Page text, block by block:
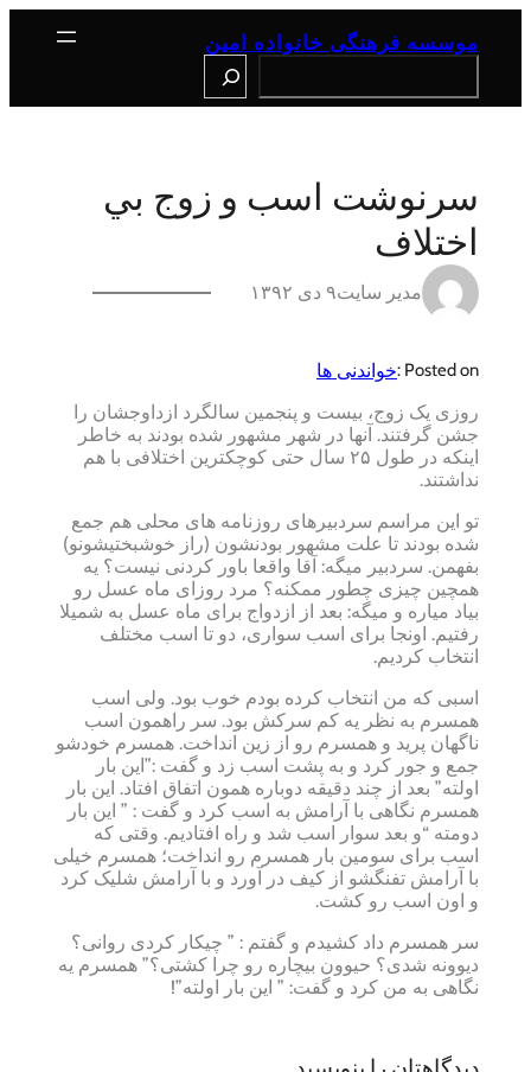
موسسه فرهنگی خانواده امین
سرنوشت اسب و زوج بي
اختلاف
مدیر سایت۹ دی ۱۳۹۲
Posted on : خواندنی ها
روزی یک زوج، بیست و پنجمین سالگرد ازداوجشان را
جشن گرفتند. آنها در شهر مشهور شده بودند به خاطر
اینکه در طول ۲۵ سال حتی کوچکترین اختلافی با هم
نداشتند.
تو این مر اسم سردبیرهای روزنامه های محلی هم جمع
شده بودند تا علت مشهور بودنشون (راز خوشبختیشونو)
بفهمن. سردبیر میگه: آقا واقعا باور کردنی نیست؟ یه
همچین چیزی چطور ممکنه؟ مرد روزای ماه عسل رو
بیاد میاره و میگه: بعد از ازدواج برای ماه عسل به شمیلا
رفتیم. اونجا برای اسب سواری، دو تا اسب مختلف
انتخاب کردیم.
اسبی که من انتخاب کرده بودم خوب بود. ولی اسب
همسرم به نظر یه کم سرکش بود. سر راهمون اسب
ناگهان پرید و همسرم رو از زین انداخت. همسرم خودشو
جمع و جور کرد و به پشت اسب زد و گفت :”این بار
اولته” بعد از چند دقیقه دوباره همون اتفاق افتاد. این بار
همسرم نگاهی با آرامش به اسب کرد و گفت : ” این بار
دومته “‌و بعد سوار اسب شد و راه افتادیم. وقتی که
اسب برای سومین بار همسرم رو انداخت؛ همسرم خیلی
با آرامش تفنگشو از کیف در آورد و با آرامش شلیک کرد
و اون اسب رو کشت.
سر همسرم داد کشیدم و گفتم : ” چیکار کردی روانی؟
دیوونه شدی؟ حیوون بیچاره رو چرا کشتی؟” همسرم یه
نگاهی به من کرد و گفت: ” این بار اولته”!